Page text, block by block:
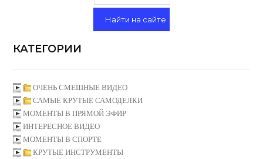
КАТЕГОРИИ
ОЧЕНЬ СМЕШНЫЕ ВИДЕО
САМЫЕ КРУТЫЕ САМОДЕЛКИ
МОМЕНТЫ В ПРЯМОЙ ЭФИР
ИНТЕРЕСНОЕ ВИДЕО
МОМЕНТЫ В СПОРТЕ
КРУТЫЕ ИНСТРУМЕНТЫ